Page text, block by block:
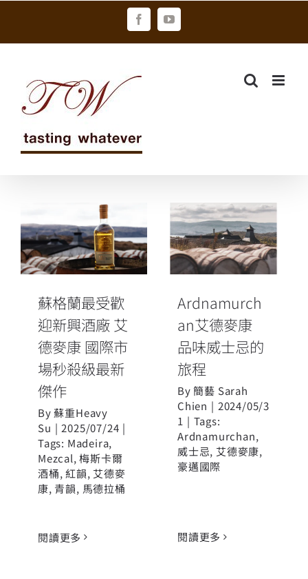
FacebookYouTube
蘇格蘭最受歡
迎新興酒廠 艾
德麥康 國際市
場秒殺級最新
傑作
蘇格蘭最受歡
迎新興酒廠 艾
德麥康 國際市
場秒殺級最新
傑作
By蘇重Heavy
Su | 2025/07/24 |
Tags: Madeira,
Mezcal,梅斯卡爾
酒桶,紅韻, 艾德麥
康, 青韻, 馬德拉桶
閱讀更多
Ardnamurchan
艾德麥康 品味
威士忌的旅程
Ardnamurch
an艾德麥康
品味威士忌的
旅程
By簡藝 Sarah
Chien | 2024/05/3
1 | Tags:
Ardnamurchan,
威士忌, 艾德麥康,
豪邁國際
閱讀更多